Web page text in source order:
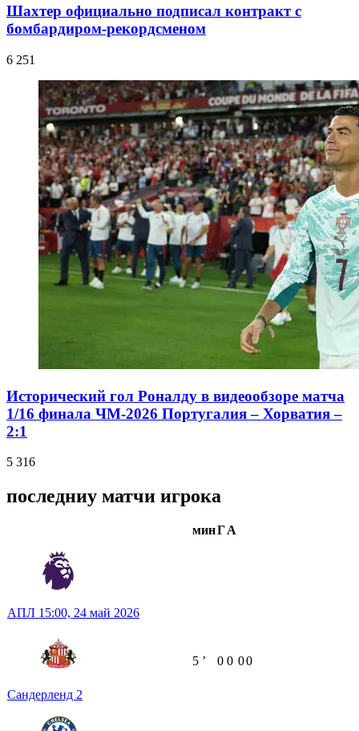
Шахтер официально подписал контракт с
бомбардиром-рекордсменом
6 251
Исторический гол Роналду в видеообзоре матча
1/16 финала ЧМ-2026 Португалия – Хорватия –
2:1
5 316
последниу матчи игрока
минГА
АПЛ 15:00, 24 май 2026
Сандерленд 2
5 ʼ 0 0 00